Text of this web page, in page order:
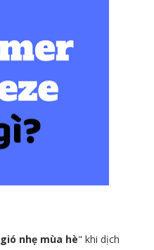
gió nhẹ mùa hè" khi dịch